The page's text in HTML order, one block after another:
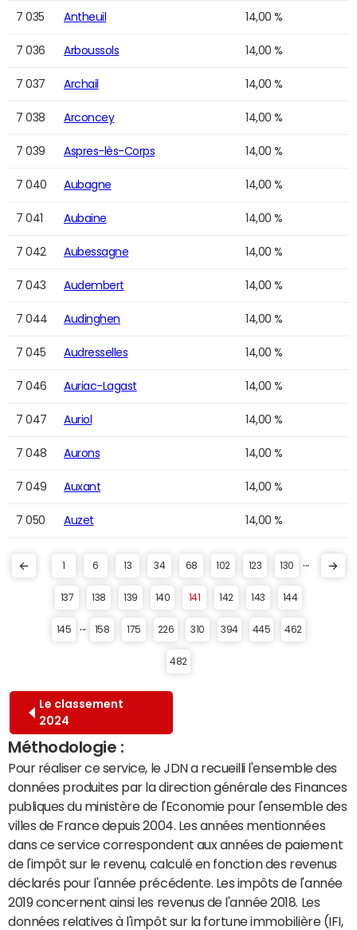
7 035 Antheuil 14,00 %
7 036 Arboussols 14,00 %
7 037 Archail 14,00 %
7 038 Arconcey 14,00 %
7 039 Aspres-lès-Corps 14,00 %
7 040 Aubagne 14,00 %
7 041 Aubaine 14,00 %
7 042 Aubessagne 14,00 %
7 043 Audembert 14,00 %
7 044 Audinghen 14,00 %
7 045 Audresselles 14,00 %
7 046 Auriac-Lagast 14,00 %
7 047 Auriol 14,00 %
7 048 Aurons 14,00 %
7 049 Auxant 14,00 %
7 050 Auzet 14,00 %
1 6 13 34 68 102 123 130
137 138 139 140 141 142 143 144
145 158 175 226 310 394 445 462
482
Le classement
2024
Méthodologie :
Pour réaliser ce service, le JDN a recueilli l'ensemble des
données produites par la direction générale des Finances
publiques du ministère de l'Economie pour l'ensemble des
villes de France depuis 2004. Les années mentionnées
dans ce service correspondent aux années de paiement
de l'impôt sur le revenu, calculé en fonction des revenus
déclarés pour l'année précédente. Les impôts de l'année
2019 concernent ainsi les revenus de l'année 2018. Les
données relatives à l'impôt sur la fortune immobilière (IFI,